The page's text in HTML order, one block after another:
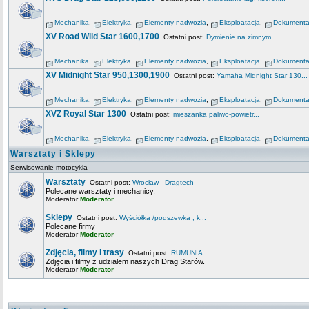
Mechanika Elektryka Elementy nadwozia Eksploatacja
XV Road Wild Star 1600,1700 Ostatni post: Dymienie na zimnym
Mechanika Elektryka Elementy nadwozia Eksploatacja
XV Midnight Star 950,1300,1900 Ostatni post: Yamaha Midnight Star 130...
Mechanika Elektryka Elementy nadwozia Eksploatacja
XVZ Royal Star 1300 Ostatni post: mieszanka paliwo-powietr...
Mechanika Elektryka Elementy nadwozia Eksploatacja
Warsztaty i Sklepy
Serwisowanie motocykla
Warsztaty Ostatni post: Wrocław - Dragtech
Polecane warsztaty i mechanicy.
ModeratorModerator
Sklepy Ostatni post: Wyściółka /podszewka , k...
Polecane firmy
ModeratorModerator
Zdjęcia, filmy i trasy Ostatni post: RUMUNIA
Zdjęcia i filmy z udziałem naszych Drag Starów.
ModeratorModerator